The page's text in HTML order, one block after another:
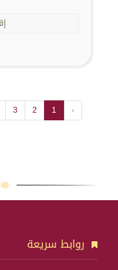
‹
1
2
3
روابط سريعة